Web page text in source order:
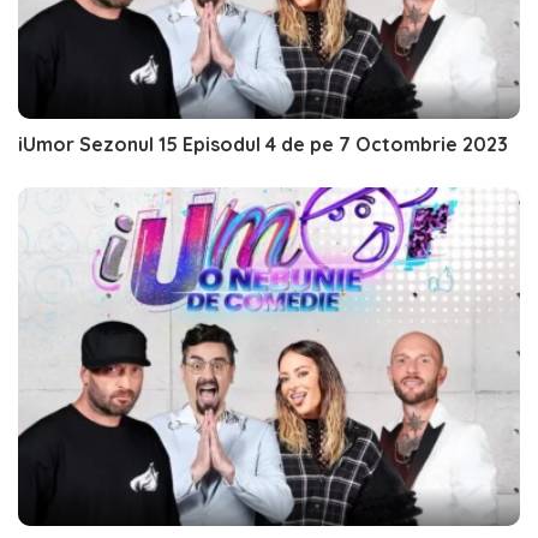
iUmor Sezonul 15 Episodul 4 de pe 7 Octombrie 2023